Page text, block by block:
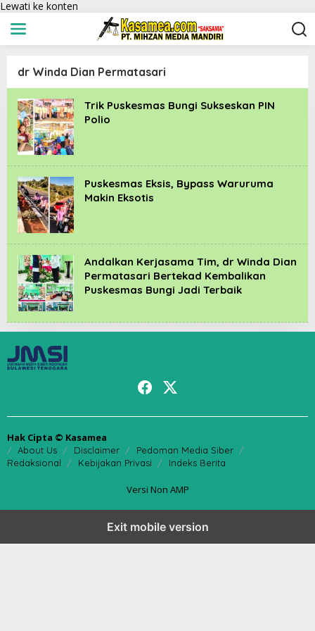
Lewati ke konten
dr Winda Dian Permatasari
Trik Puskesmas Bungi Sukseskan PIN
Polio
Puskesmas Eksis, Bypass Waruruma
Makin Eksotis
Andalkan Kerjasama Tim, dr Winda Dian
Permatasari Bertekad Kembalikan
Puskesmas Bungi Jadi Terbaik
Hak Cipta © Kasamea
About Us Disclaimer
Pedoman Media Siber
Redaksional
Kebijakan Privasi Indeks Berita
Versi Non AMP
Exit mobile version